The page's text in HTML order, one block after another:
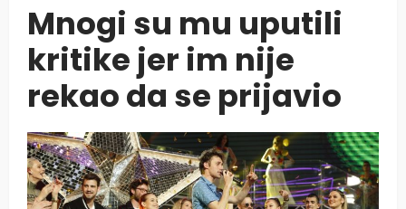
Mnogi su mu uputili
kritike jer im nije
rekao da se prijavio